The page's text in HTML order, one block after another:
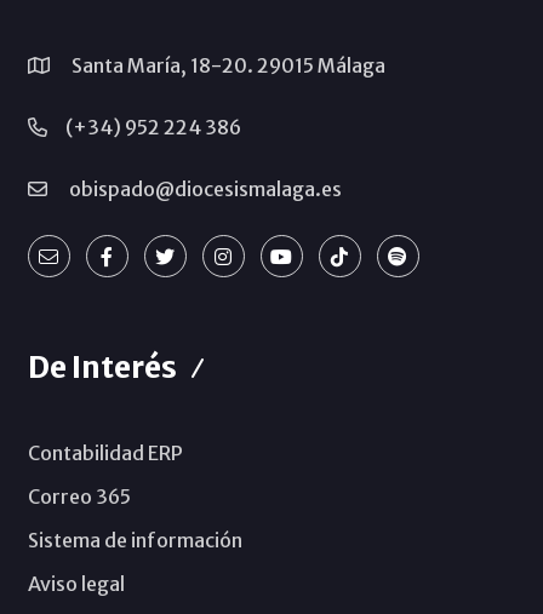
Santa María, 18-20. 29015 Málaga
(+34) 952 224 386
obispado@diocesismalaga.es
De Interés
Contabilidad ERP
Correo 365
Sistema de información
Aviso legal